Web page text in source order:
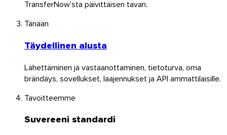
Linux
Mobiili
TransferNow’sta päivittäisen tavan.
Tänään
Täydellinen alusta
Lähettäminen ja vastaanottaminen, tietoturva, oma
brändäys, sovellukset, laajennukset ja API ammattilaisille.
Tavoitteemme
Suvereeni standardi